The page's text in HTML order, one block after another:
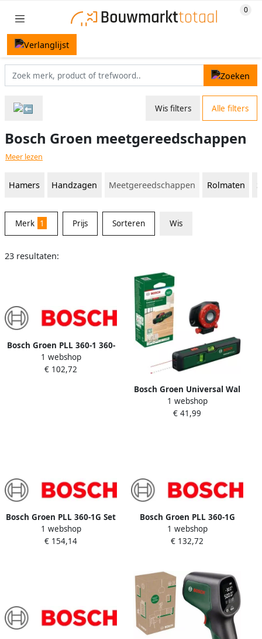
Wis filters Alle filters
Bosch Groen meetgereedschappen
Meer lezen
Hamers Handzagen Meetgereedschappen Rolmaten
Merk 1 Prijs Sorteren Wis
23 resultaten:
Bosch Groen PLL 360-1 360-
lijnlaser | 2x Alkaline LR06
AA + Opbergetui
1 webshop
€ 102,72
Bosch Groen Universal Wal
lLevel Lijnlaser | 2x Alkaline
LR03 AAA + Wandhouder +
1 webshop
€ 41,99
Bosch Groen PLL 360-1G Set
360-lijnlaser |
Geïntegreerde Li-ion
1 webshop
€ 154,14
Bosch Groen PLL 360-1G
360-lijnlaser |
Geïntegreerde Li-ion
1 webshop
€ 132,72